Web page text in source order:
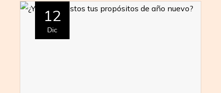
12
Dic